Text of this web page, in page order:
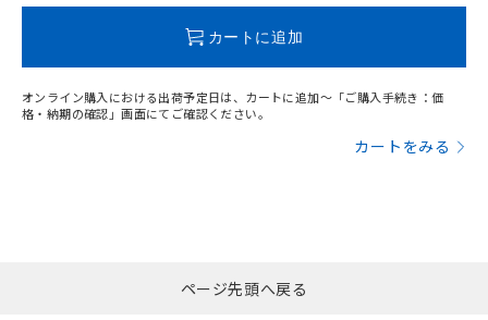
カートに追加
オンライン購入における出荷予定日は、カートに追加～「ご購入手続き：価
格・納期の確認」画面にてご確認ください。
カートをみる
ページ先頭へ戻る